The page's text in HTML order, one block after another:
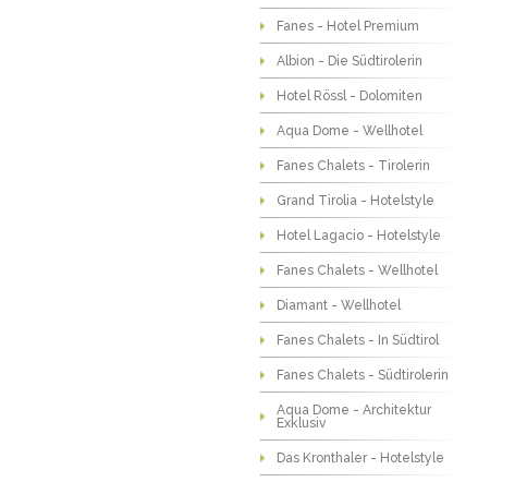
Fanes - Hotel Premium
Albion - Die Südtirolerin
Hotel Rössl - Dolomiten
Aqua Dome - Wellhotel
Fanes Chalets - Tirolerin
Grand Tirolia - Hotelstyle
Hotel Lagacio - Hotelstyle
Fanes Chalets - Wellhotel
Diamant - Wellhotel
Fanes Chalets - In Südtirol
Fanes Chalets - Südtirolerin
Aqua Dome - Architektur
Exklusiv
Das Kronthaler - Hotelstyle